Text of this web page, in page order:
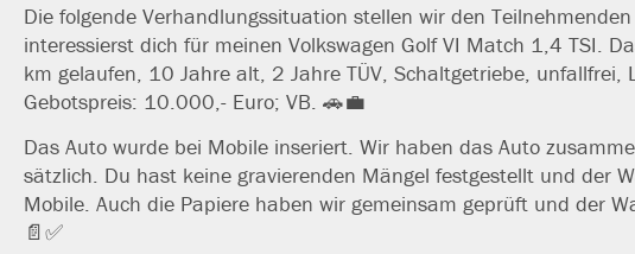
Die fol­gen­de Verhandlungssituation stel­len wir den
inter­es­sierst dich für mei­nen Volkswagen Golf VI Match 1,4 TSI.
km gelau­fen, 10 Jahre alt, 2 Jahre TÜV, Schaltgetriebe, unfall­frei,
Gebotspreis: 10.000,- Euro; VB. 🚗💼
Das Auto wur­de bei Mobile inse­riert. Wir haben das Auto
sätz­lich. Du hast kei­ne gra­vie­ren­den Mängel fest­ge­stellt und der
Mobile. Auch die Papiere haben wir gemein­sam geprüft und der
📄✅